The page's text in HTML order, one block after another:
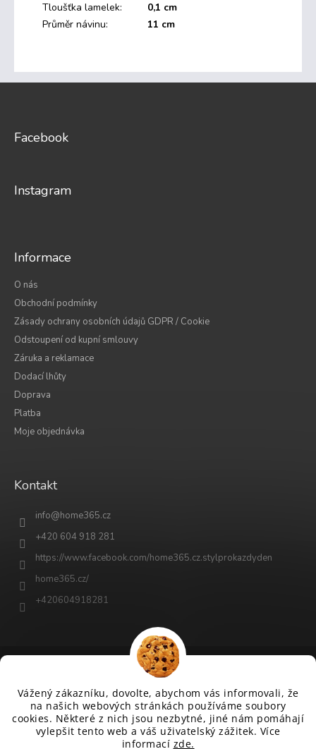
Vážený zákazníku, dovolte, abychom vás informovali, že
na našich webových stránkách používáme soubory
cookies. Některé z nich jsou nezbytné, jiné nám pomáhají
vylepšit tento web a váš uživatelský zážitek. Více
informací zde.
Tloušťka lamelek:
0,1 cm
Průměr návinu: 11 cm
Facebook
Instagram
Informace
O nás
Obchodní podmínky
Zásady ochrany osobních údajů GDPR / Cookie
Odstoupení od kupní smlouvy
Záruka a reklamace
Dodací lhůty
Doprava
Platba
Moje objednávka
Kontakt
info@home365.cz
+420 604 918 281
https://www.facebook.com/home365.cz.stylprokazdyden
home365.cz/
+420604918281
Vytvořil Shoptet
Copyright 2026www.home365.cz. Všechna práva vyhrazena.
Upravit nastavení cookies